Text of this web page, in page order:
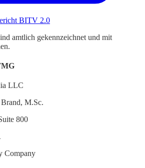
BITV 2.0
amtlich gekennzeichnet und mit
LLC
M.Sc.
800
Company